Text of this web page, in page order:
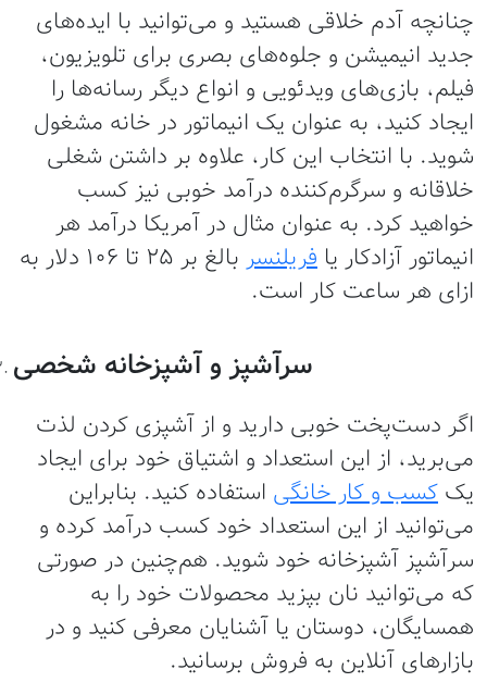
آدم خلاقی هستید و می‌توانید با ایده‌های
انیمیشن و جلوه‌های بصری برای تلویزیون،
بازی‌های ویدئویی و انواع دیگر رسانه‌ها را
کنید، به عنوان یک انیماتور در خانه مشغول
با انتخاب این کار، علاوه بر داشتن شغلی
و سرگرم‌کننده درآمد خوبی نیز کسب
کرد. به عنوان مثال در آمریکا درآمد هر
آزادکار یافریلنسر
بالغ بر ۲۵ تا ۱۰۶ دلار به
هر ساعت کار است.
سرآشپز و آشپزخانه شخصی
دست‌پخت خوبی دارید و از آشپزی کردن لذت
از این استعداد و اشتیاق خود برای ایجاد
کسب و کار خانگیاستفاده کنید. بنابراین
از این استعداد خود کسب درآمد کرده و
آشپزخانه خود شوید. هم‌چنین در صورتی
می‌توانید نان بپزید محصولات خود را به
دوستان یا آشنایان معرفی کنید و در
آنلاین به فروش برسانید.